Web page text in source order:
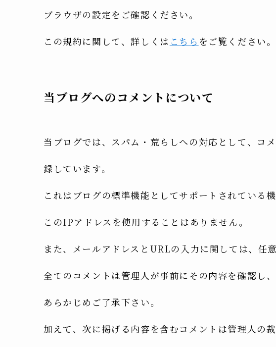
ブラウザの設定をご確認ください。
この規約に関して、詳しくは こちら をご覧ください。
当ブログへのコメントについて
当ブログでは、スパム・荒らしへの対応として、コ
録しています。
これはブログの標準機能としてサポートされている
このIPアドレスを使用することはありません。
また、メールアドレスとURLの入力に関しては、任
全てのコメントは管理人が事前にその内容を確認し
あらかじめご了承下さい。
加えて、次に掲げる内容を含むコメントは管理人の